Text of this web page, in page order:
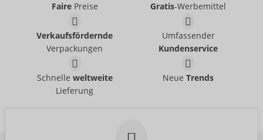
Hose aus Lack
Black Level- ORION Brand
28905851701
Shorts aus Lack
Black Level- ORION Brand
FairePreise Gratis-Werbemittel
Verkaufsfördernde
Verpackungen
Umfassender
Kundenservice
Schnelle weltweite
Lieferung
NeueTrends